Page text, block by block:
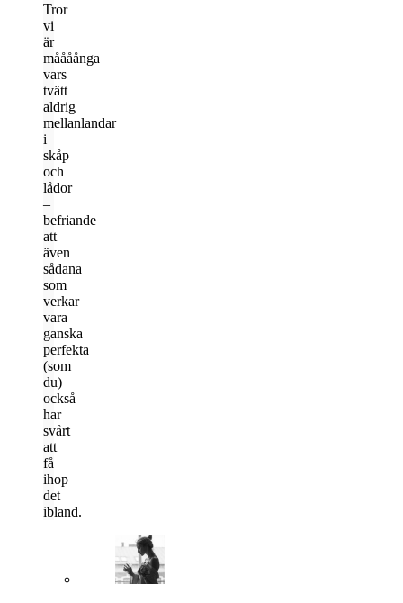
Tror
vi
är
måååånga
vars
tvätt
aldrig
mellanlandar
i
skåp
och
lådor
–
befriande
att
även
sådana
som
verkar
vara
ganska
perfekta
(som
du)
också
har
svårt
att
få
ihop
det
ibland.